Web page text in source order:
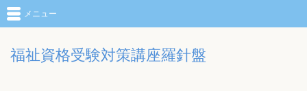
福祉資格受験対策講座羅針盤
メニュー